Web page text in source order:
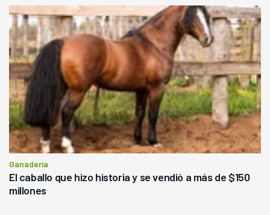
Ganadería
El caballo que hizo historia y se vendió a más de $150
millones